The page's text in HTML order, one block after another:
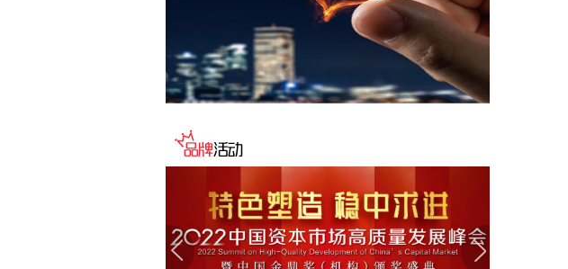
据“浦东发布”微信公众号消息，上海市文化旅游局介
绍，台风“白海豚”逼近，上海迪士尼、乐高乐园等多
家景点已临时闭园或调整运营时间。
据群众新闻，8月5日22时，陕西移动在商洛市镇安县
受汛情影响区域启动5G异网漫游工作，向其他运营商
客户提供5G网络漫游接入服务。该技术用于应急场
景，当用户所属运营商网络中断时，无需换卡换号即
可接入其他运营商5G网络，享受免费通话与上网服
务，这是我省首次将该功能用于汛期通信保障实战。